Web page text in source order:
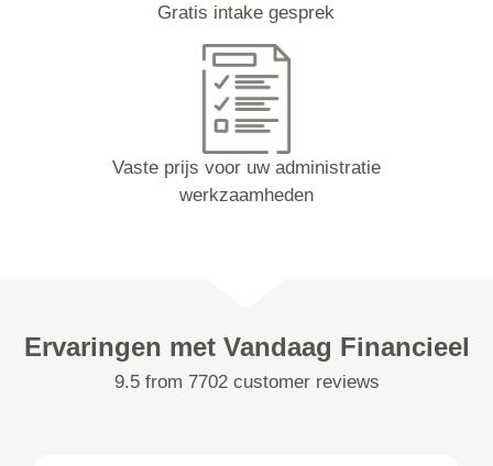
Gratis intake gesprek
Vaste prijs voor uw administratie
werkzaamheden
Ervaringen met Vandaag Financieel
9.5 from 7702 customer reviews